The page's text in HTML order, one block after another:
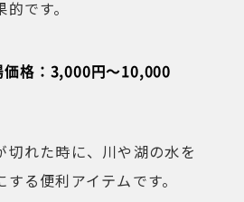
です。
価格：3,000円〜10,000
切れた時に、川や湖の水を
る便利アイテムです。